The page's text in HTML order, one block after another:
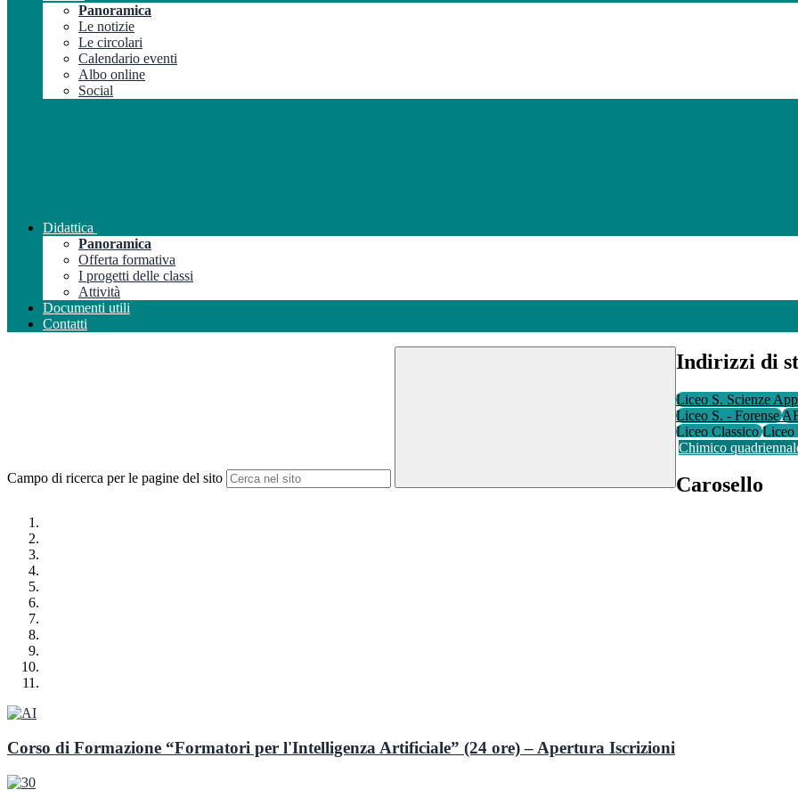
Panoramica
Le notizie
Le circolari
Calendario eventi
Albo online
Social
Didattica
Panoramica
Offerta formativa
I progetti delle classi
Attività
Documenti utili
Contatti
Campo di ricerca per le pagine del sito
Indirizzi di
Liceo S. Scienze
Liceo S. - Forense
Liceo ClassicoLiceo
Chimico
Carosello
Corso di Formazione “Formatori per l'Intelligenza Artificiale” (24 ore) – Apertura Iscrizioni